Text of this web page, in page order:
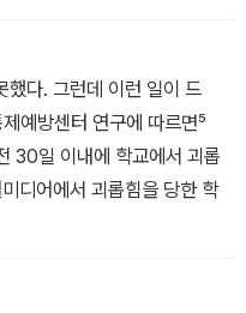
했다. 그런데 이런 일이 드
예방센터 연구에 따르면⁵
30일 이내에 학교에서 괴롭
디어에서 괴롭힘을 당한 학